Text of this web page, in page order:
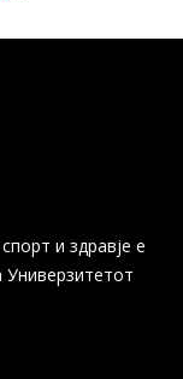
и здравје е
Универзитетот